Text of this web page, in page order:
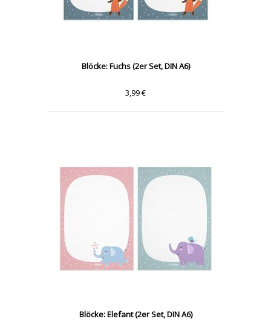
Blöcke: Fuchs (2er Set, DIN A6)
3,99 €
Blöcke: Elefant (2er Set, DIN A6)